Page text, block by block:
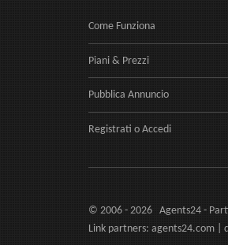
Come Funziona
Piani & Prezzi
Pubblica Annuncio
Registrati o Accedi
© 2006 - 2026 Agents24 -
Link partners: agents24.com